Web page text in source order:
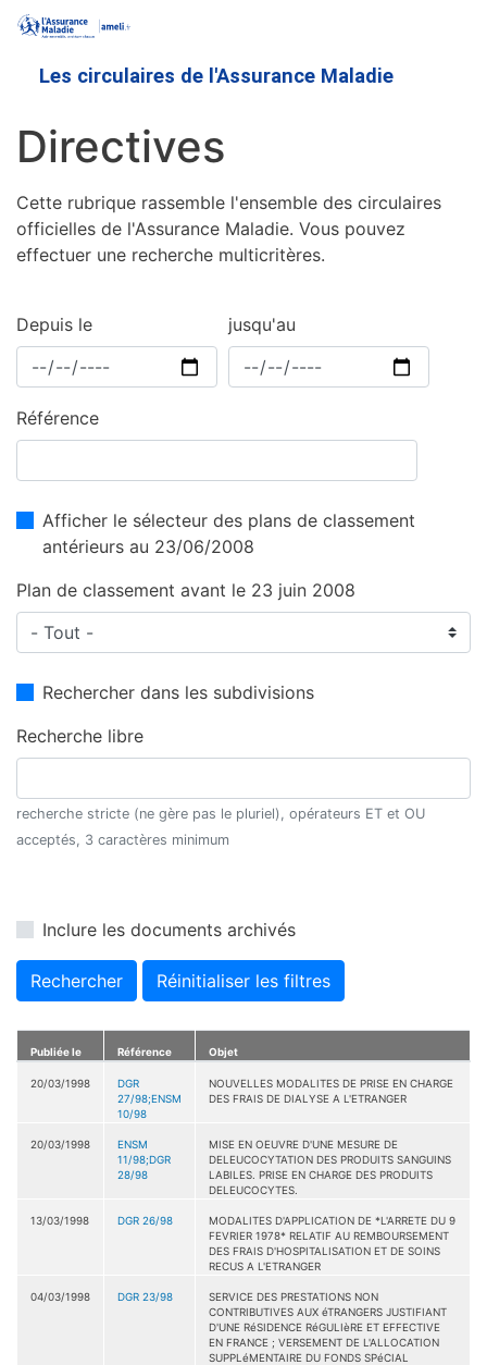
contenu
Les circulaires de l'Assurance Maladie
Directives
Cette rubrique rassemble l'ensemble des circulaires
officielles de l'Assurance Maladie. Vous pouvez
effectuer une recherche multicritères.
Depuis le jusqu'au
Référence
Afficher le sélecteur des plans de classement
antérieurs au 23/06/2008
Plan de classement avant le 23 juin 2008
Rechercher dans les subdivisions
Recherche libre
recherche stricte (ne gère pas le pluriel), opérateurs ET et OU
acceptés, 3 caractères minimum
Inclure les documents archivés
Rechercher Réinitialiser les filtres
Publiée le Référence Objet
20/03/1998
DGR
27/98;ENSM
10/98
NOUVELLES MODALITES DE PRISE EN CHARGE
DES FRAIS DE DIALYSE A L'ETRANGER
20/03/1998
ENSM
11/98;DGR
28/98
MISE EN OEUVRE D'UNE MESURE DE
DELEUCOCYTATION DES PRODUITS SANGUINS
LABILES. PRISE EN CHARGE DES PRODUITS
DELEUCOCYTES.
13/03/1998 DGR 26/98
MODALITES D'APPLICATION DE *L'ARRETE DU 9
FEVRIER 1978* RELATIF AU REMBOURSEMENT
DES FRAIS D'HOSPITALISATION ET DE SOINS
RECUS A L'ETRANGER
04/03/1998 DGR 23/98
SERVICE DES PRESTATIONS NON
CONTRIBUTIVES AUX éTRANGERS JUSTIFIANT
D'UNE RéSIDENCE RéGULIèRE ET EFFECTIVE
EN FRANCE ; VERSEMENT DE L'ALLOCATION
SUPPLéMENTAIRE DU FONDS SPéCIAL